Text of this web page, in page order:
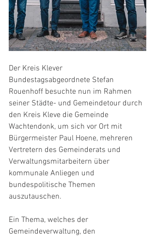
Der Kreis Klever
Bundestagsabgeordnete Stefan
Rouenhoff besuchte nun im Rahmen
seiner Städte- und Gemeindetour durch
den Kreis Kleve die Gemeinde
Wachtendonk, um sich vor Ort mit
Bürgermeister Paul Hoene, mehreren
Vertretern des Gemeinderats und
Verwaltungsmitarbeitern über
kommunale Anliegen und
bundespolitische Themen
auszutauschen.
Ein Thema, welches der
Gemeindeverwaltung, den